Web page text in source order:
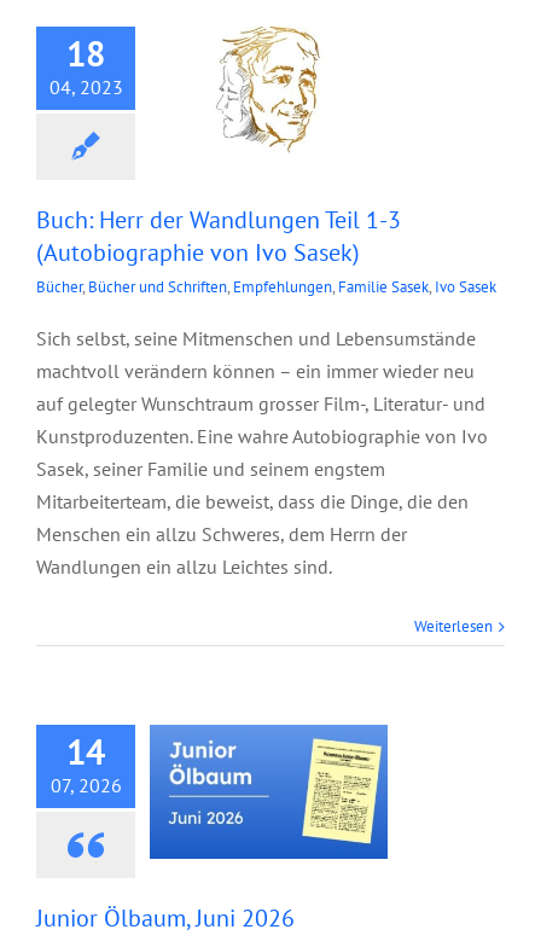
18
04, 2023
von Ivo Sasek)
Buch: Herr der Wandlungen Teil 1-3
(Autobiographie von Ivo Sasek)
Bücher, Bücher und Schriften, Empfehlungen, Familie Sasek, Ivo Sasek
Sich selbst, seine Mitmenschen und Lebensumstände
machtvoll verändern können – ein immer wieder neu
auf gelegter Wunschtraum grosser Film-, Literatur- und
Kunstproduzenten. Eine wahre Autobiographie von Ivo
Sasek, seiner Familie und seinem engstem
Mitarbeiterteam, die beweist, dass die Dinge, die den
Menschen ein allzu Schweres, dem Herrn der
Wandlungen ein allzu Leichtes sind.
Weiterlesen
14
07, 2026
Junior Ölbaum, Juni
Junior Ölbaum, Juni 2026